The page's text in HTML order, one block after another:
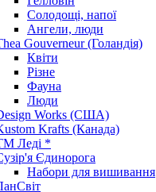
Солодощі, напої
Ангели, люди
Gouverneur (Голандія)
Квіти
Різне
Фауна
Люди
Works (США)
Krafts (Канада)
Леді *
Єдинорога
Набори для вишивання